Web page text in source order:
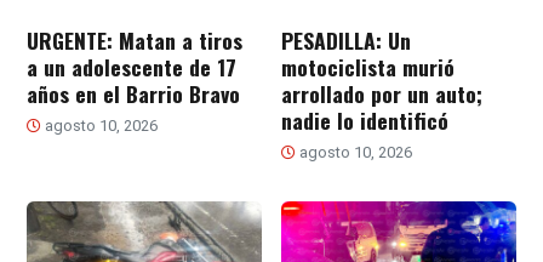
URGENTE: Matan a tiros
a un adolescente de 17
años en el Barrio Bravo
agosto 10, 2026
PESADILLA: Un
motociclista murió
arrollado por un auto;
nadie lo identificó
agosto 10, 2026